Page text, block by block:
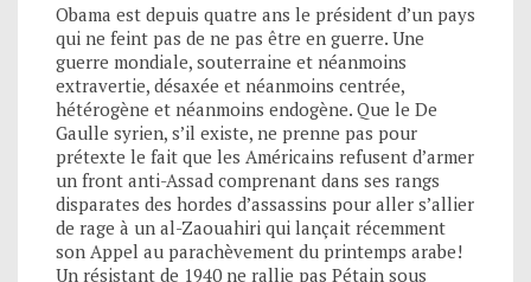
Obama est depuis quatre ans le président d’un pays
qui ne feint pas de ne pas être en guerre. Une
guerre mondiale, souterraine et néanmoins
extravertie, désaxée et néanmoins centrée,
hétérogène et néanmoins endogène. Que le De
Gaulle syrien, s’il existe, ne prenne pas pour
prétexte le fait que les Américains refusent d’armer
un front anti-Assad comprenant dans ses rangs
disparates des hordes d’assassins pour aller s’allier
de rage à un al-Zaouahiri qui lançait récemment
son Appel au parachèvement du printemps arabe!
Un résistant de 1940 ne rallie pas Pétain sous